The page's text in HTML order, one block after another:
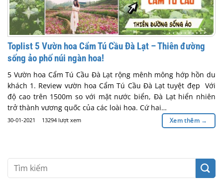
Toplist 5 Vườn hoa Cẩm Tú Cầu Đà Lạt – Thiên đường
sống ảo phố núi ngàn hoa!
5 Vườn hoa Cẩm Tú Cầu Đà Lạt rộng mênh mông hớp hồn du
khách 1. Review vườn hoa Cẩm Tú Cầu Đà Lạt tuyệt đẹp Với
độ cao trên 1500m so với mặt nước biển, Đà Lạt hiển nhiên
trở thành vương quốc của các loài hoa. Cứ hai…
30-01-2021 13294 lượt xem Xem thêm →